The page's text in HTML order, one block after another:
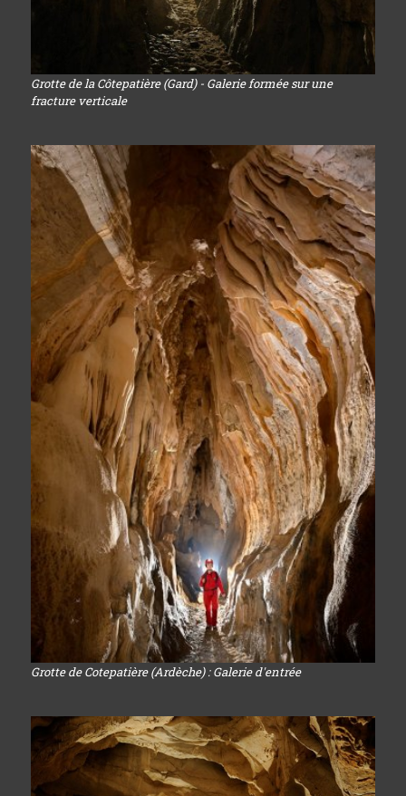
Grotte de la Côtepatière (Gard) - Galerie formée sur une
fracture verticale
Grotte de Cotepatière (Ardèche) : Galerie d'entrée